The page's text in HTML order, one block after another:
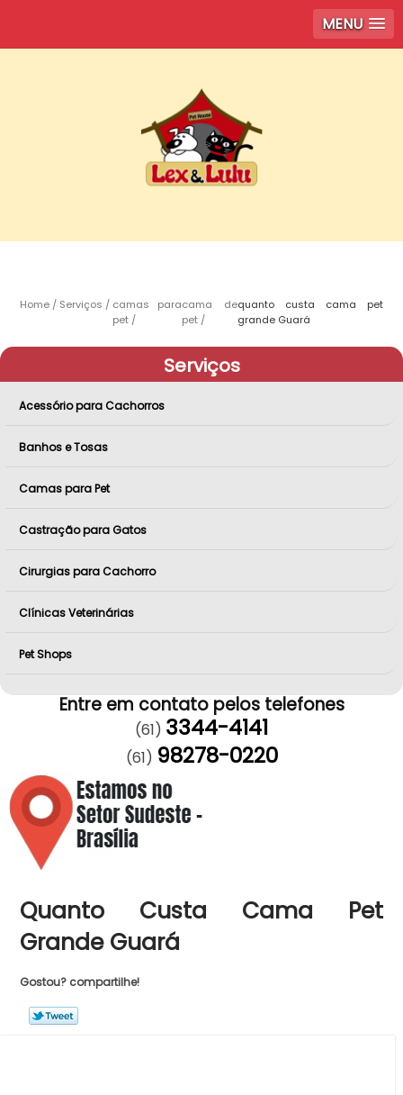
MENU
Home Serviços
camas para
pet
cama de
pet
quanto custa cama pet
grande Guará
Serviços
Acessório para Cachorros
Banhos e Tosas
Camas para Pet
Castração para Gatos
Cirurgias para Cachorro
Clínicas Veterinárias
Pet Shops
Entre em contato pelos telefones
(61) 3344-4141
(61) 98278-0220
Quanto Custa Cama Pet
Grande Guará
Gostou? compartilhe!